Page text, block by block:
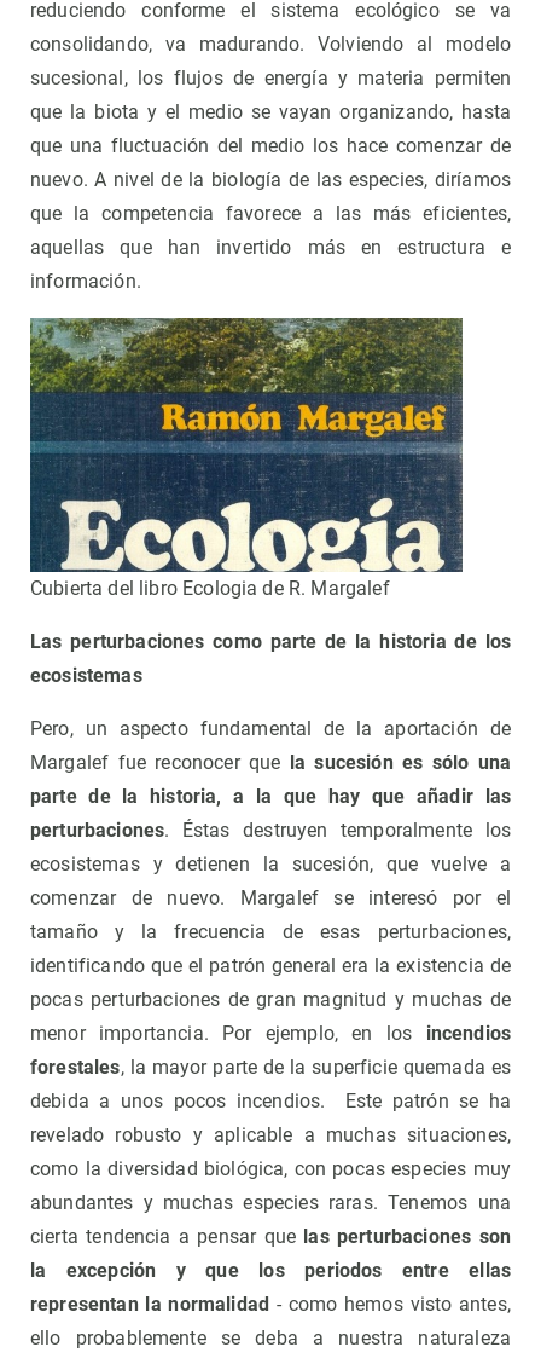
reduciendo conforme el sistema ecológico se va
consolidando, va madurando. Volviendo al modelo
sucesional, los flujos de energía y materia permiten
que la biota y el medio se vayan organizando, hasta
que una fluctuación del medio los hace comenzar de
nuevo. A nivel de la biología de las especies, diríamos
que la competencia favorece a las más eficientes,
aquellas que han invertido más en estructura e
información.
Cubierta del libro Ecologia de R. Margalef
Las perturbaciones como parte de la historia de los
ecosistemas
Pero, un aspecto fundamental de la aportación de
Margalef fue reconocer que la sucesión es sólo una
parte de la historia, a la que hay que añadir las
perturbaciones. Éstas destruyen temporalmente los
ecosistemas y detienen la sucesión, que vuelve a
comenzar de nuevo. Margalef se interesó por el
tamaño y la frecuencia de esas perturbaciones,
identificando que el patrón general era la existencia de
pocas perturbaciones de gran magnitud y muchas de
menor importancia. Por ejemplo, en los incendios
forestales, la mayor parte de la superficie quemada es
debida a unos pocos incendios. Este patrón se ha
revelado robusto y aplicable a muchas situaciones,
como la diversidad biológica, con pocas especies muy
abundantes y muchas especies raras. Tenemos una
cierta tendencia a pensar que las perturbaciones son
la excepción y que los periodos entre ellas
representan la normalidad - como hemos visto antes,
ello probablemente se deba a nuestra naturaleza